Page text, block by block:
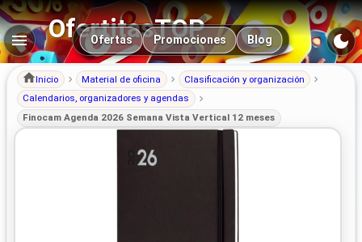
OfertitasTOP
Navegación principal
Ofertas Promociones Blog
Inicio Material de oficina
Clasificación y organización
Calendarios, organizadores y agendas
Finocam Agenda 2026 Semana Vista Vertical 12 meses